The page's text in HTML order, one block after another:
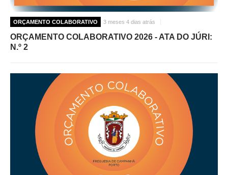
ORÇAMENTO COLABORATIVO 3 meses 4 dias atrás
ORÇAMENTO COLABORATIVO 2026 - ATA DO JÚRI:
N.º 2